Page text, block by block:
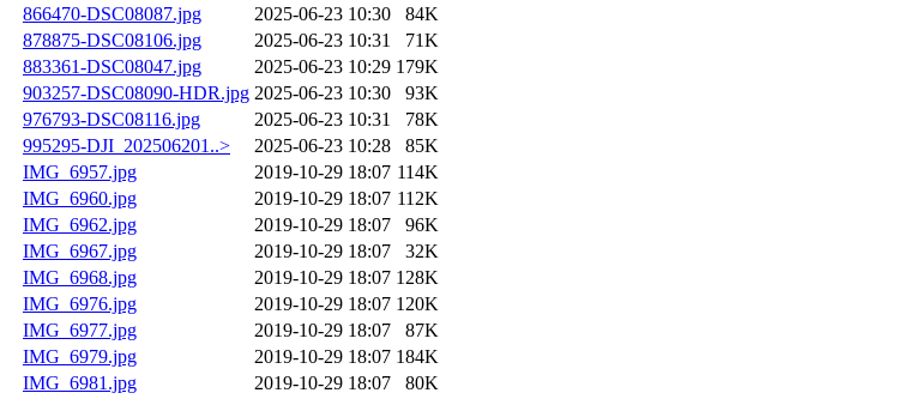
866470-DSC08087.jpg
2025-06-23 10:30
84K
878875-DSC08106.jpg
2025-06-23 10:31
71K
883361-DSC08047.jpg
2025-06-23 10:29 179K
903257-DSC08090-HDR.jpg 2025-06-23 10:30
93K
976793-DSC08116.jpg
2025-06-23 10:31
78K
995295-DJI_202506201..>
2025-06-23 10:28
85K
IMG_6957.jpg
2019-10-29 18:07 114K
IMG_6960.jpg
2019-10-29 18:07 112K
IMG_6962.jpg
2019-10-29 18:07
96K
IMG_6967.jpg
2019-10-29 18:07
32K
IMG_6968.jpg
2019-10-29 18:07 128K
IMG_6976.jpg
2019-10-29 18:07 120K
IMG_6977.jpg
2019-10-29 18:07
87K
IMG_6979.jpg
2019-10-29 18:07 184K
IMG_6981.jpg
2019-10-29 18:07
80K